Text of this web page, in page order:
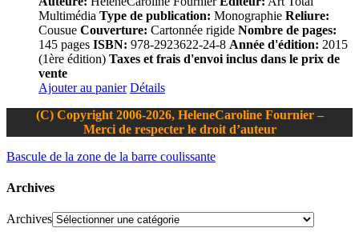
Multimédia Type de publication: Monographie Reliure:
Cousue Couverture: Cartonnée rigide Nombre de pages:
145 pages ISBN: 978-2923622-24-8 Année d'édition: 2015
(1ère édition) Taxes et frais d'envoi inclus dans le prix de
vente
Ajouter au panier Détails
(C) Copyright 2006-2026, HeleneCaroline Fournier –
Merci de respecter le droit d’auteur
Bascule de la zone de la barre coulissante
Archives
Archives